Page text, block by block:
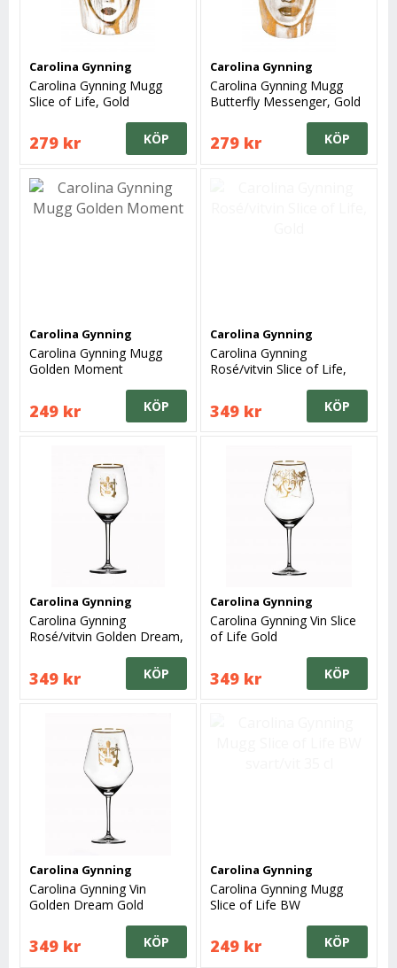
Carolina Gynning
Carolina Gynning Mugg
Slice of Life, Gold
279 kr KÖP
Carolina Gynning
Carolina Gynning Mugg
Butterfly Messenger, Gold
279 kr KÖP
Carolina Gynning
Carolina Gynning Mugg
Golden Moment
249 kr KÖP
Carolina Gynning
Carolina Gynning
Rosé/vitvin Slice of Life,
349 kr KÖP
Carolina Gynning
Carolina Gynning
Rosé/vitvin Golden Dream,
349 kr KÖP
Carolina Gynning
Carolina Gynning Vin Slice
of Life Gold
349 kr KÖP
Carolina Gynning
Carolina Gynning Vin
Golden Dream Gold
349 kr KÖP
Carolina Gynning
Carolina Gynning Mugg
Slice of Life BW
249 kr KÖP